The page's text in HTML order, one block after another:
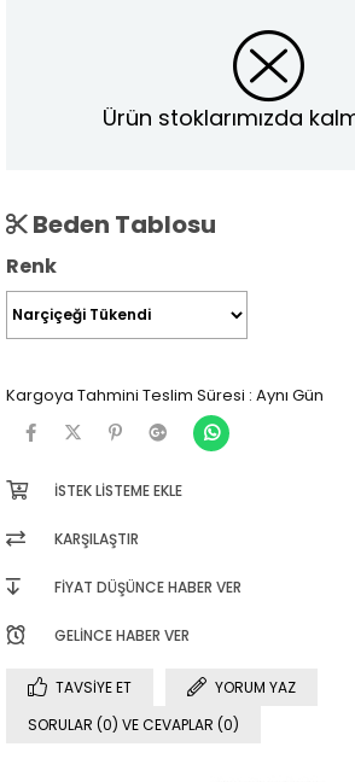
Ürün stoklarımızda
Beden Tablosu
Renk
Kargoya Tahmini Teslim Süresi : Aynı Gün
İSTEK LISTEME EKLE
KARŞILAŞTIR
FIYAT DÜŞÜNCE HABER VER
GELINCE HABER VER
TAVSIYE ET
YORUM YAZ
SORULAR (0) VE CEVAPLAR (0)